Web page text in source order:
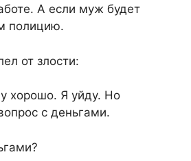
А если муж будет
полицию.
от злости:
хорошо. Я уйду. Но
с деньгами.